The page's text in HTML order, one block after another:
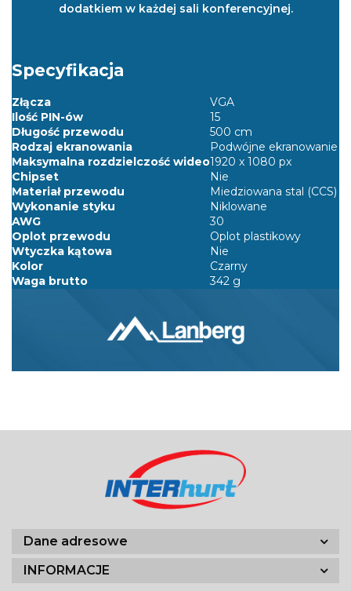
dodatkiem w każdej sali konferencyjnej.
Specyfikacja
Złącza
VGA
Ilość PIN-ów
15
Długość przewodu
500 cm
Rodzaj ekranowania
Podwójne ekranowanie
Maksymalna rozdzielczość wideo1920 x 1080 px
Chipset
Nie
Materiał przewodu
Miedziowana stal (CCS)
Wykonanie styku
Niklowane
AWG
30
Oplot przewodu
Oplot plastikowy
Wtyczka kątowa
Nie
Kolor
Czarny
Waga brutto
342 g
Dane adresowe
INFORMACJE